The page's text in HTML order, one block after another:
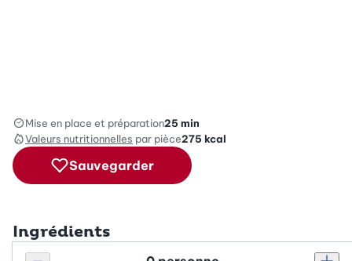
Mise en place et préparation25 min
Valeurs nutritionnelles par pièce275 kcal
Sauvegarder
Ingrédients